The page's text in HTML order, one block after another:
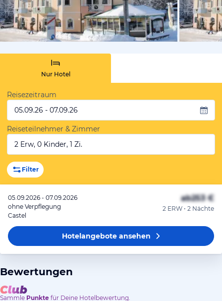
vom
Nur Hotel
Reisezeitraum
05.09.26 - 07.09.26
Reiseteilnehmer & Zimmer
2 Erw, 0 Kinder, 1 Zi.
Filter
05.09.2026 - 07.09.2026
ohne Verpflegung
Castel
ab253 €
2 ERW • 2 Nächte
Hotelangeboteansehen
Bewertungen
Sammle Punkte für Deine Hotelbewertung.